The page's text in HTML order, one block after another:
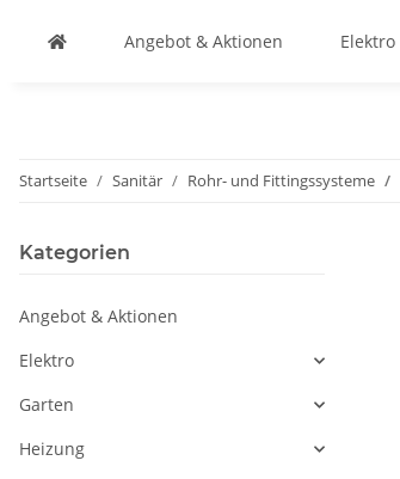
Angebot & Aktionen Elektro
Startseite Sanitär Rohr- und Fittingssysteme
Kategorien
Angebot & Aktionen
Elektro
Garten
Heizung